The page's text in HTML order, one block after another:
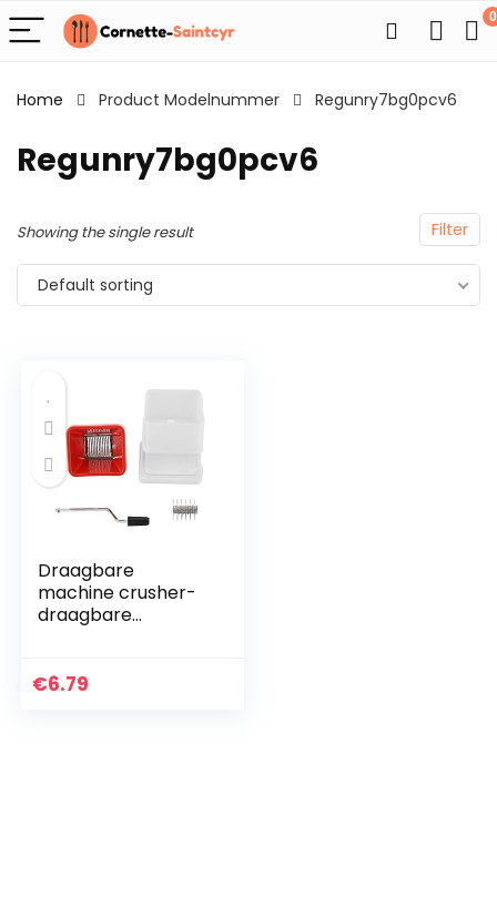
0
Home Product Modelnummer Regunry7bg0pcv6
Regunry7bg0pcv6
Filter
Showing the single result
Default sorting
Draagbare
machine crusher-
draagbare
araat
€6.79